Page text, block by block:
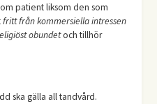
patient liksom den som
fritt från kommersiella intressen
obundetoch tillhör
ska gälla all tandvård.